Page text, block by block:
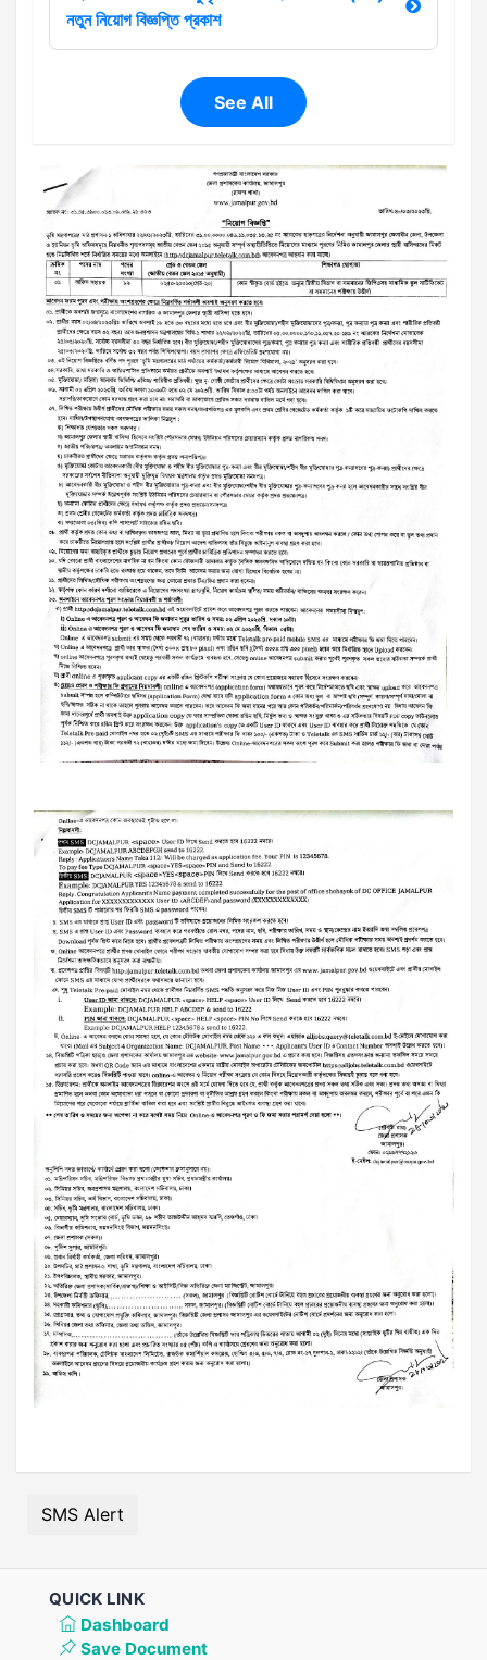
নতুন নিয়োগ বিজ্ঞপ্তি প্রকাশ
See All
SMS Alert
QUICK LINK
Dashboard
Save Document